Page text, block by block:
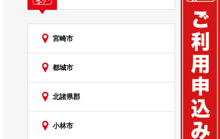
宮崎市
都城市
北諸県郡
小林市